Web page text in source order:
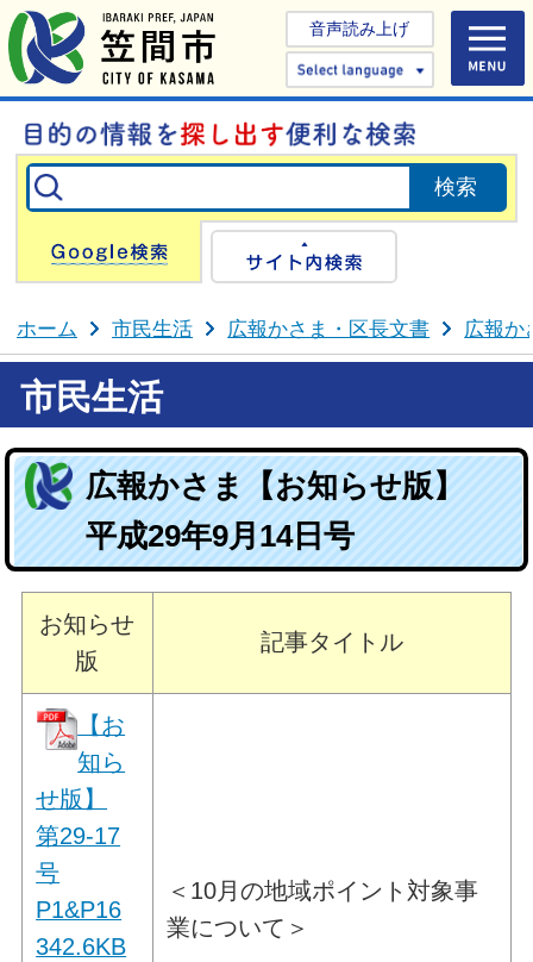
音声読み上げ
Select
Google検索
ホーム 市民生活 広報かさま・区長文書 広報か
市民生活
広報かさま【お知らせ版】
平成29年9月14日号
お知らせ
版
記事タイトル
【お
知ら
せ版】
第29-17
号
P1&P16
342.6KB
＜10月の地域ポイント対象事
業について＞